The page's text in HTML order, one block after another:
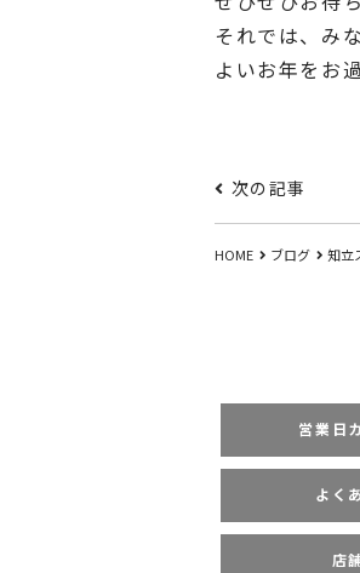
それでは、み
よいお年をお
次の記事
HOME ブログ 知立
営業日
よく
店